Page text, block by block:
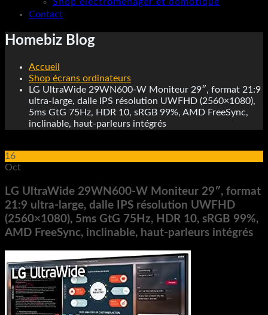
Contact
Homebiz Blog
Accueil
Shop écrans ordinateurs
LG UltraWide 29WN600-W Moniteur 29″, format 21:9
ultra-large, dalle IPS résolution UWFHD (2560×1080),
5ms GtG 75Hz, HDR 10, sRGB 99%, AMD FreeSync,
inclinable, haut-parleurs intégrés
16
Oct
LG UltraWide 29WN600-W Moniteur 29″, format
21:9 ultra-large, dalle IPS résolution UWFHD
(2560×1080), 5ms GtG 75Hz, HDR 10, sRGB 99%,
AMD FreeSync, inclinable, haut-parleurs intégrés